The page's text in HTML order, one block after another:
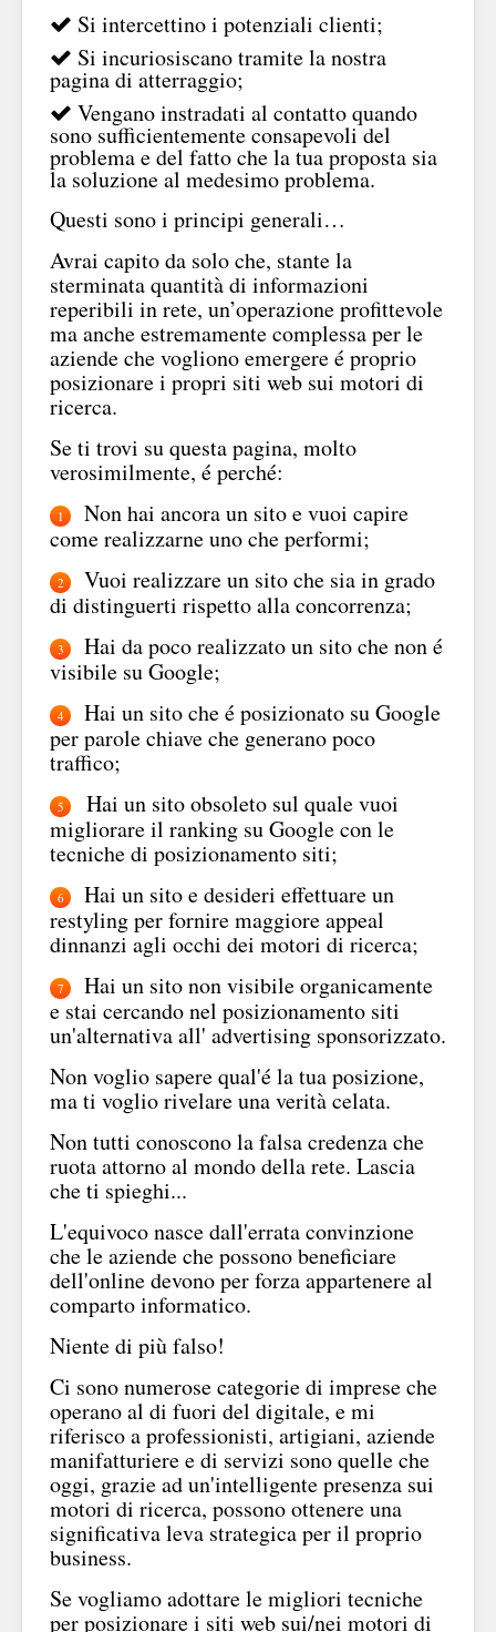
Si intercettino i potenziali clienti;
Si incuriosiscano tramite la nostra
pagina di atterraggio;
Vengano instradati al contatto quando
sono sufficientemente consapevoli del
problema e del fatto che la tua proposta sia
la soluzione al medesimo problema.
Questi sono i principi generali…
Avrai capito da solo che, stante la
sterminata quantità di informazioni
reperibili in rete, un’operazione profittevole
ma anche estremamente complessa per le
aziende che vogliono emergere é proprio
posizionare i propri siti web sui motori di
ricerca.
Se ti trovi su questa pagina, molto
verosimilmente, é perché:
1
Non hai ancora un sito e vuoi capire
come realizzarne uno che performi;
2
Vuoi realizzare un sito che sia in grado
di distinguerti rispetto alla concorrenza;
3
Hai da poco realizzato un sito che non é
visibile su Google;
4
Hai un sito che é posizionato su Google
per parole chiave che generano poco
traffico;
5
Hai un sito obsoleto sul quale vuoi
migliorare il ranking su Google con le
tecniche di posizionamento siti;
6
Hai un sito e desideri effettuare un
restyling per fornire maggiore appeal
dinnanzi agli occhi dei motori di ricerca;
7
Hai un sito non visibile organicamente
e stai cercando nel posizionamento siti
un'alternativa all' advertising sponsorizzato.
Non voglio sapere qual'é la tua posizione,
ma ti voglio rivelare una verità celata.
Non tutti conoscono la falsa credenza che
ruota attorno al mondo della rete. Lascia
che ti spieghi...
L'equivoco nasce dall'errata convinzione
che le aziende che possono beneficiare
dell'online devono per forza appartenere al
comparto informatico.
Niente di più falso!
Ci sono numerose categorie di imprese che
operano al di fuori del digitale, e mi
riferisco a professionisti, artigiani, aziende
manifatturiere e di servizi sono quelle che
oggi, grazie ad un'intelligente presenza sui
motori di ricerca, possono ottenere una
significativa leva strategica per il proprio
business.
Se vogliamo adottare le migliori tecniche
per posizionare i siti web sui/nei motori di